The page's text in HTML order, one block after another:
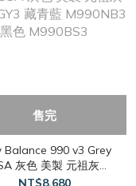
售完
Balance 990 v3 Grey
灰色 美製 元祖灰
藏青藍 M990NB3
NT$8,680